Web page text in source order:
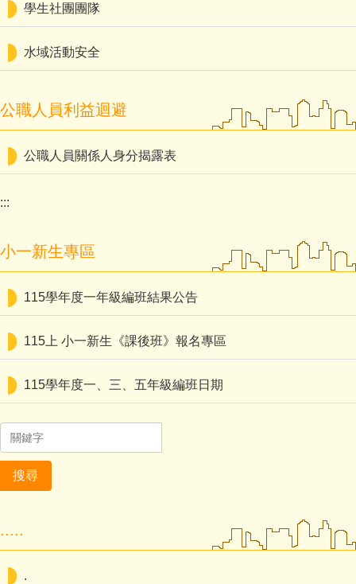
學生社團團隊
水域活動安全
公職人員利益迴避
公職人員關係人身分揭露表
:::
小一新生專區
115學年度一年級編班結果公告
115上 小一新生《課後班》報名專區
115學年度一、三、五年級編班日期
搜尋
.....
.